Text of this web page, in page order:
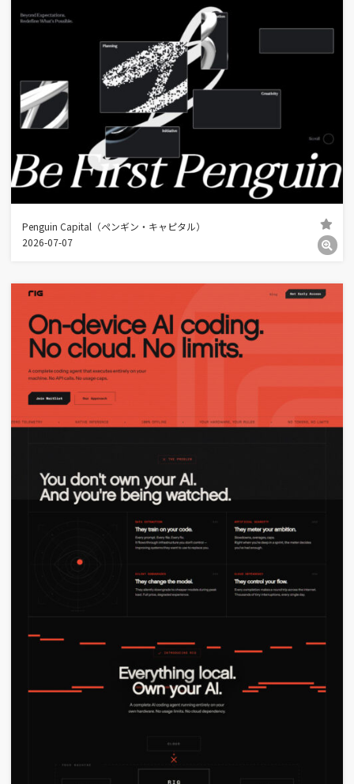
Penguin Capital（ペンギン・キャピタル）
2026-07-07